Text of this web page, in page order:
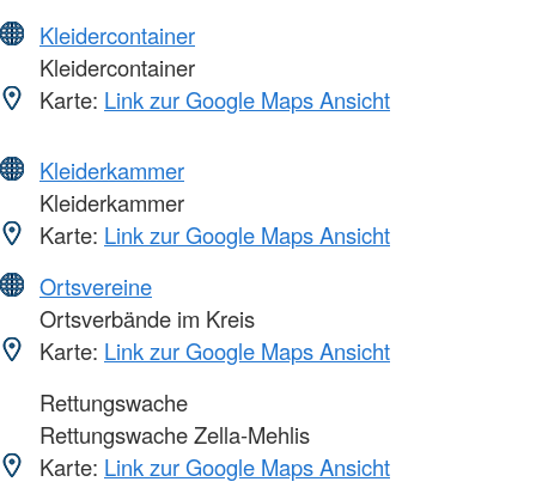
Kleidercontainer
Kleidercontainer
Karte: Link zur Google Maps Ansicht
Kleiderkammer
Kleiderkammer
Karte: Link zur Google Maps Ansicht
Ortsvereine
Ortsverbände im Kreis
Karte: Link zur Google Maps Ansicht
Rettungswache
Rettungswache Zella-Mehlis
Karte: Link zur Google Maps Ansicht